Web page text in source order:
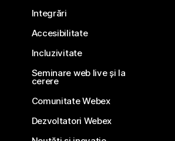
Integrări
Accesibilitate
Incluzivitate
Seminare web live și la
cerere
Comunitate Webex
Dezvoltatori Webex